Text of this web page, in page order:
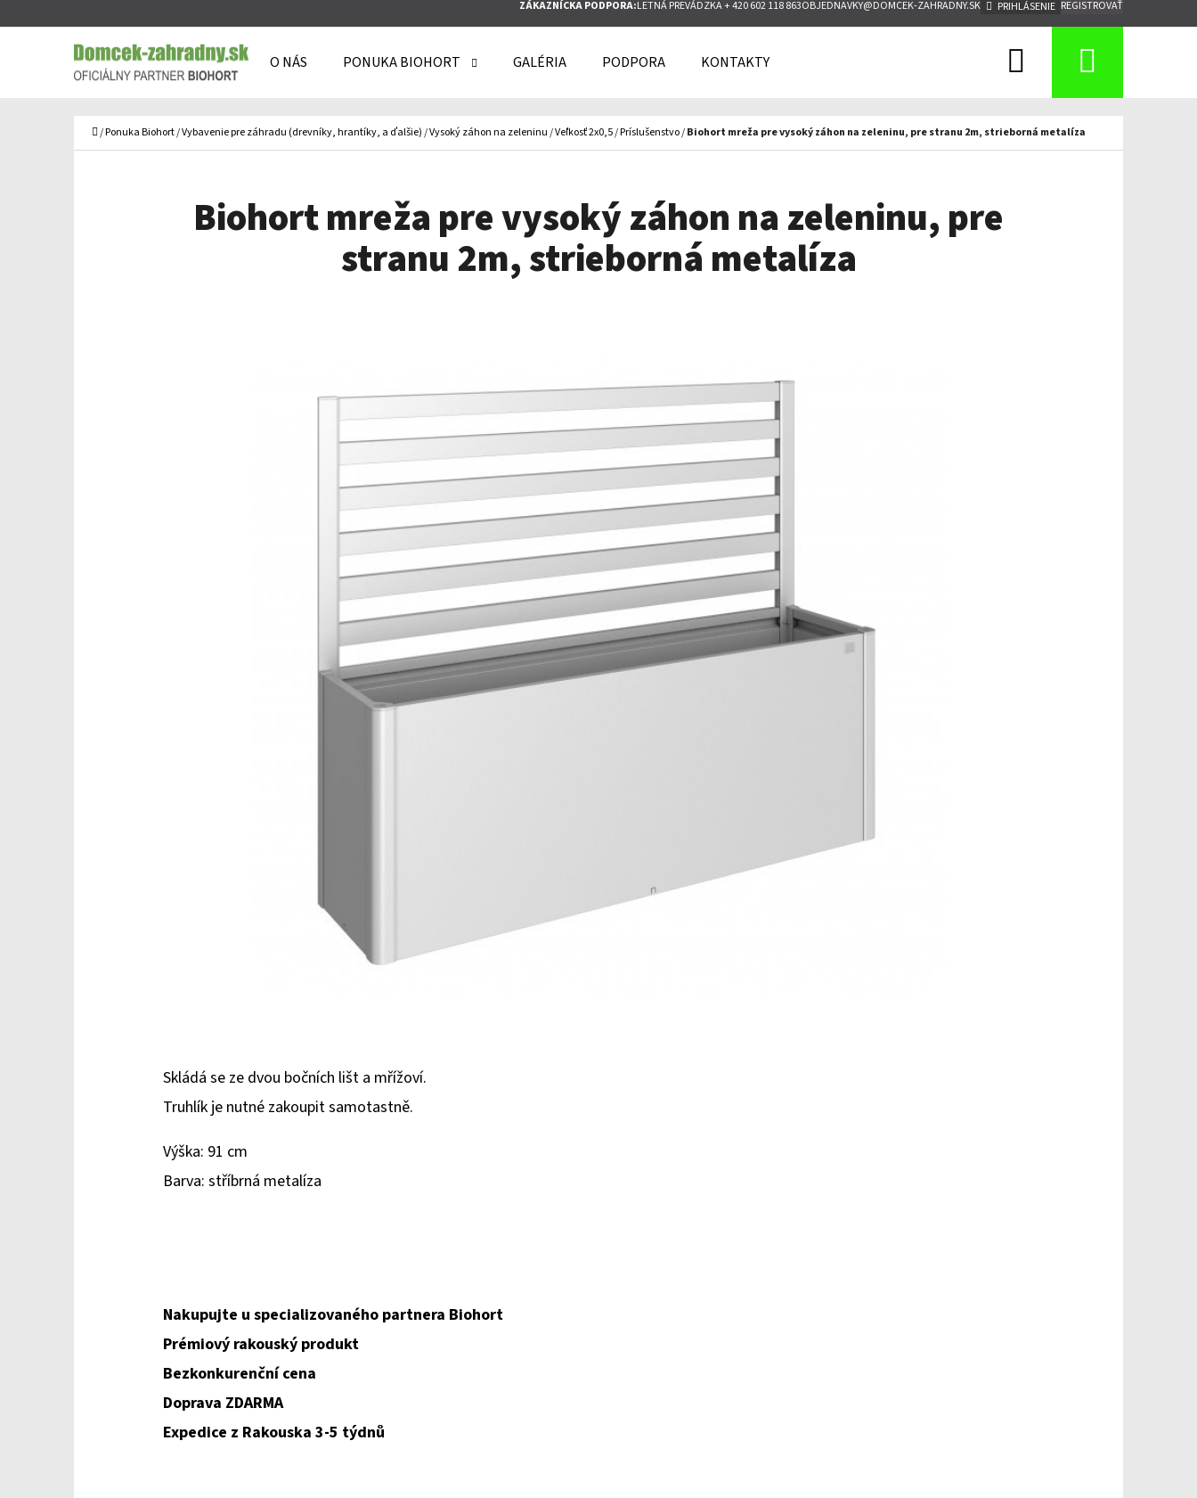
ZÁKAZNÍCKA PODPORA:LETNÁ PREVÁDZKA + 420 602 118 863OBJEDNAVKY@DOMCEK-ZAHRADNY.SK PRIHLÁSENIE REGISTROVAŤ
O NÁS PONUKA BIOHORT GALÉRIA PODPORA KONTAKTY Hľadať
Domov
/Ponuka Biohort/Vybavenie pre záhradu (drevníky, hrantíky, a ďalšie)/Vysoký záhon na zeleninu/Veľkosť 2x0,5/Príslušenstvo/Biohort mreža pre vysoký záhon na zeleninu, pre stranu 2m, strieborná metalíza
Biohort mreža pre vysoký záhon na zeleninu, pre
stranu 2m, strieborná metalíza
Skládá se ze dvou bočních lišt a mřížoví.
Truhlík je nutné zakoupit samotastně.
Výška: 91 cm
Barva: stříbrná metalíza
Nakupujte u specializovaného partnera Biohort
Prémiový rakouský produkt
Bezkonkurenční cena
Doprava ZDARMA
Expedice z Rakouska 3-5 týdnů
Späť
do
Späť
do
ODPORÚČAME